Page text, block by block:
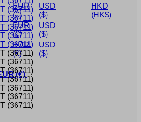
EUR
(€)
USD
($)
HKD
(HK$)
EUR
(€)
USD
($)
EUR
(€)
USD
($)
(€)